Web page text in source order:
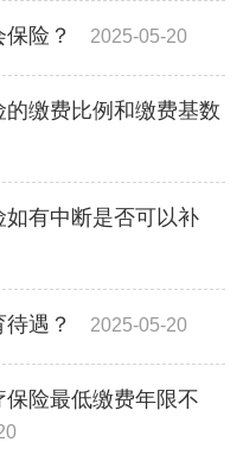
险？ 2025-05-20
缴费比例和缴费基数
有中断是否可以补
遇？ 2025-05-20
险最低缴费年限不